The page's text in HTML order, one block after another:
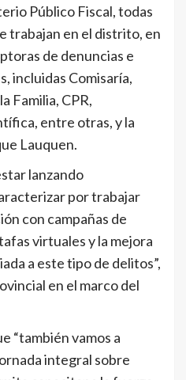
Público Fiscal, todas
trabajan en el distrito, en
de denuncias e
incluidas Comisaría,
Familia, CPR,
entre otras, y la
Lauquen.
lanzando
por trabajar
con campañas de
virtuales y la mejora
a este tipo de delitos”,
en el marco del
“también vamos a
integral sobre